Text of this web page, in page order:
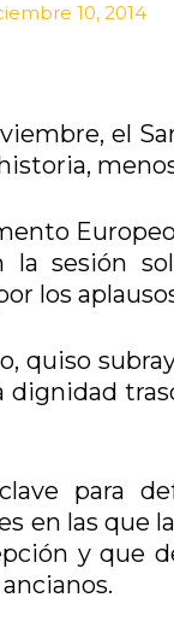
10, 2014
el
la sesión
los
quiso
para
en las que
y que